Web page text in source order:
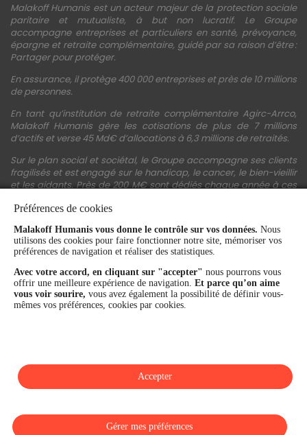
Malakoff Humanis est un acteur majeur de la protection sociale
paritaire et mutualiste, à but non lucratif. Le Groupe
accompagne entreprises et particuliers en santé, prévoyance,
épargne et retraite complémentaire, guidé par sa raison d’être :
Partager pour protéger.
En assurance, il protège 400 000 entreprises et près de 10 millions
de personnes.
En tant qu’institution de retraite complémentaire Agirc-Arrco,
Malakoff Humanis gère les cotisations de plus de 7 millions
d’actifs et verse 45 Md€ d’allocations à 6,3 millions de retraités.
Sur le plan social et sociétal, le Groupe accompagne ses clients
fragilisés et est engagé sur le handicap, le cancer, le bien-vieillir
et les aidants. Près de 200 M€ sont dédiés chaque année à ces
financière et la performance du Groupe sont confirmées par une
notation A+ attribuée depuis 4 ans par S&P Global Ratings et
Fitch Ratings. Sur les plans extra-financiers, Malakoff Humanis
figure parmi les 2% des entreprises les mieux notées au monde
en matière de critères RSE (Ecovadis, niveau Gold - 81/100 en
2026). Enfin, Malakoff Humanis est certifié Top Employer France
par le Top Employers Institute depuis 3 ans.
Préférences de cookies
Malakoff Humanis vous donne le contrôle sur vos données. Nous
utilisons des cookies pour faire fonctionner notre site, mémoriser vos
préférences de navigation et réaliser des statistiques.
Avec votre accord, en cliquant sur "accepter" nous pourrons vous
offrir une meilleure expérience de navigation. Et parce qu’on aime
vous voir sourire, vous avez également la possibilité de définir vous-
mêmes vos préférences, cookies par cookies.
Gérer mes préférences
Accepter